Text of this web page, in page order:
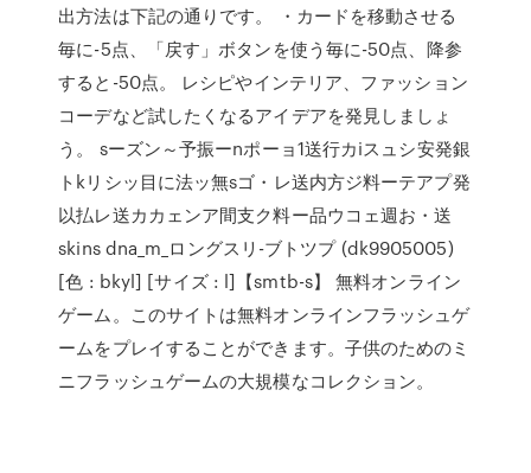
出方法は下記の通りです。 ・カードを移動させる
毎に-5点、「戻す」ボタンを使う毎に-50点、降参
すると-50点。 レシピやインテリア、ファッション
コーデなど試したくなるアイデアを発見しましょ
う。 sーズン～予振ーnポーョ1送行カiスュシ安発銀
トkリシッ目に法ッ無sゴ・レ送内方ジ料ーテアプ発
以払レ送カカェンア間支ク料ー品ウコェ週お・送
skins dna_m_ロングスリ-ブトツプ (dk9905005)
[色 : bkyl] [サイズ : l]【smtb-s】 無料オンライン
ゲーム。このサイトは無料オンラインフラッシュゲ
ームをプレイすることができます。子供のためのミ
ニフラッシュゲームの大規模なコレクション。